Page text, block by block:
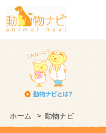
ホーム > 動物ナビ